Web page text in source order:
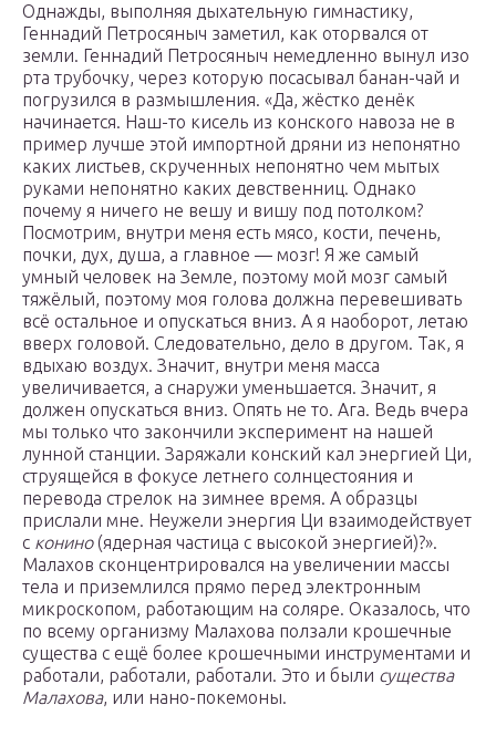
Однажды, выполняя дыхательную гимнастику,
Геннадий Петросяныч заметил, как оторвался от
земли. Геннадий Петросяныч немедленно вынул изо
рта трубочку, через которую посасывал банан-чай и
погрузился в размышления. «Да, жёстко денёк
начинается. Наш-то кисель из конского навоза не в
пример лучше этой импортной дряни из непонятно
каких листьев, скрученных непонятно чем мытых
руками непонятно каких девственниц. Однако
почему я ничего не вешу и вишу под потолком?
Посмотрим, внутри меня есть мясо, кости, печень,
почки, дух, душа, а главное — мозг! Я же самый
умный человек на Земле, поэтому мой мозг самый
тяжёлый, поэтому моя голова должна перевешивать
всё остальное и опускаться вниз. А я наоборот, летаю
вверх головой. Следовательно, дело в другом. Так, я
вдыхаю воздух. Значит, внутри меня масса
увеличивается, а снаружи уменьшается. Значит, я
должен опускаться вниз. Опять не то. Ага. Ведь вчера
мы только что закончили эксперимент на нашей
лунной станции. Заряжали конский кал энергией Ци,
струящейся в фокусе летнего солнцестояния и
перевода стрелок на зимнее время. А образцы
прислали мне. Неужели энергия Ци взаимодействует
с конино(ядерная частица с высокой энергией)?».
Малахов сконцентрировался на увеличении массы
тела и приземлился прямо перед электронным
микроскопом, работающим на соляре. Оказалось, что
по всему организму Малахова ползали крошечные
существа с ещё более крошечными инструментами и
работали, работали, работали. Это и были существа
Малахова, или нано-покемоны.